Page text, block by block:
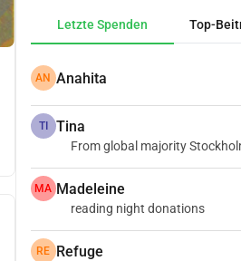
Letzte Spenden Top-
AN Anahita
TI Tina
From global majority
MA Madeleine
reading night donations
RE Refuge